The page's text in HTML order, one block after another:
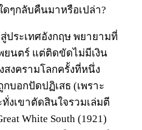
ๆกลับคืนมาหรือเปล่า?
ประเทศอังกฤษ พยายามที่
ยนตร์ แต่ติดขัดไม่มีเงิน
งครามโลกครั้งที่หนึ่ง
บอกปัดปฏิเสธ (เพราะ
งเขาตัดสินใจรวมเล่มตี
White South (1921)